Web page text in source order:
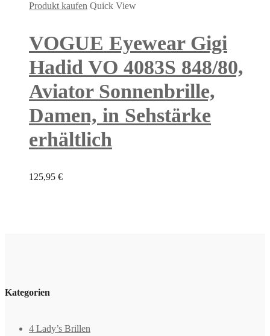
Produkt kaufen Quick View
VOGUE Eyewear Gigi
Hadid VO 4083S 848/80,
Aviator Sonnenbrille,
Damen, in Sehstärke
erhältlich
125,95 €
Kategorien
4 Lady’s Brillen